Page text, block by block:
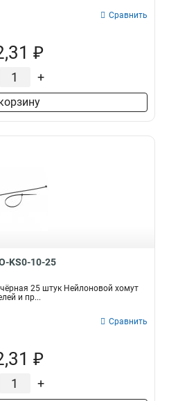
Сравнить
₽
+
KS0-10-25
25 штук Нейлоновой хомут
и пр...
Сравнить
₽
+